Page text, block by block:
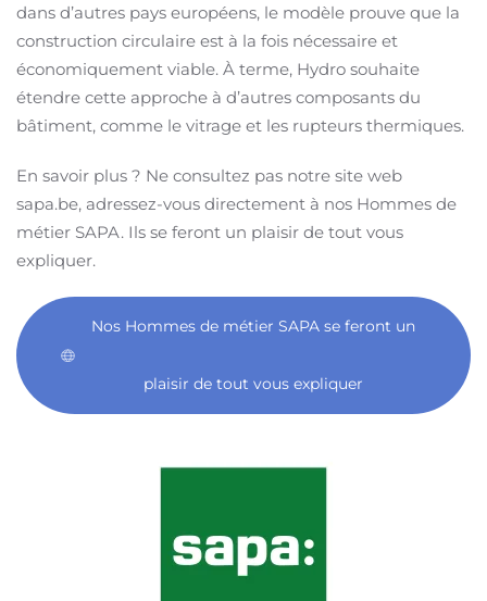
dans d’autres pays européens, le modèle prouve que la
construction circulaire est à la fois nécessaire et
économiquement viable. À terme, Hydro souhaite
étendre cette approche à d’autres composants du
bâtiment, comme le vitrage et les rupteurs thermiques.
En savoir plus ? Ne consultez pas notre site web
sapa.be, adressez-vous directement à nos Hommes de
métier SAPA. Ils se feront un plaisir de tout vous
expliquer.
Nos Hommes de métier SAPA se feront un
plaisir de tout vous expliquer